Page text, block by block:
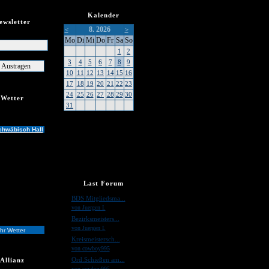
Wetter
Hall
Wetter
Allianz
Kalender
<
8. 2026 >
Mo Di Mi Do Fr Sa So
1
2
3
4 5 6 7 8
9
10
11 12 13 14 15 16
17 18 19 20 21 22 23
24 25 26 27 28 29 30
31
Last Forum
BDS Mitgliedsma...
von Juergen I.
Bezirksmeisters...
von Juergen I.
Kreismeistersch...
von cowboy995
Ord.Schießen am...